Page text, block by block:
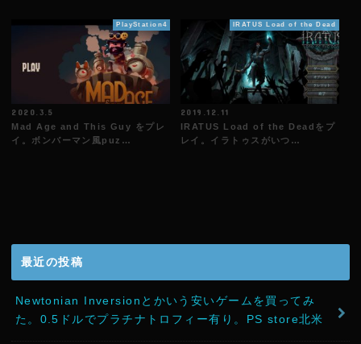
PlayStation4
2020.3.5
Mad Age and This Guy をプレ
イ。ボンバーマン風puz…
IRATUS Load of the Dead
2019.12.11
IRATUS Load of the Deadをプ
レイ。イラトゥスがいつ…
最近の投稿
Newtonian Inversionとかいう安いゲームを買ってみ
た。0.5ドルでプラチナトロフィー有り。PS store北米